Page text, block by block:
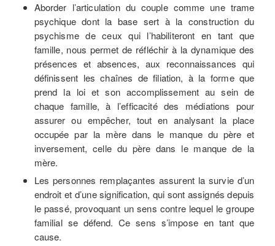
Aborder l’articulation du couple comme une trame
psychique dont la base sert à la construction du
psychisme de ceux qui l’habiliteront en tant que
famille, nous permet de réfléchir à la dynamique des
présences et absences, aux reconnaissances qui
définissent les chaînes de filiation, à la forme que
prend la loi et son accomplissement au sein de
chaque famille, à l’efficacité des médiations pour
assurer ou empêcher, tout en analysant la place
occupée par la mère dans le manque du père et
inversement, celle du père dans le manque de la
mère.
Les personnes remplaçantes assurent la survie d’un
endroit et d’une signification, qui sont assignés depuis
le passé, provoquant un sens contre lequel le groupe
familial se défend. Ce sens s’impose en tant que
cause.